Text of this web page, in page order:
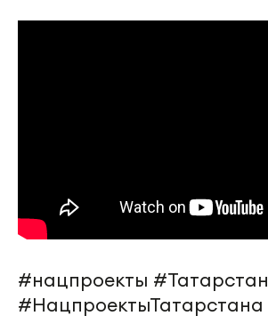
#нацпроекты #Татарстан
#НацпроектыТатарстана